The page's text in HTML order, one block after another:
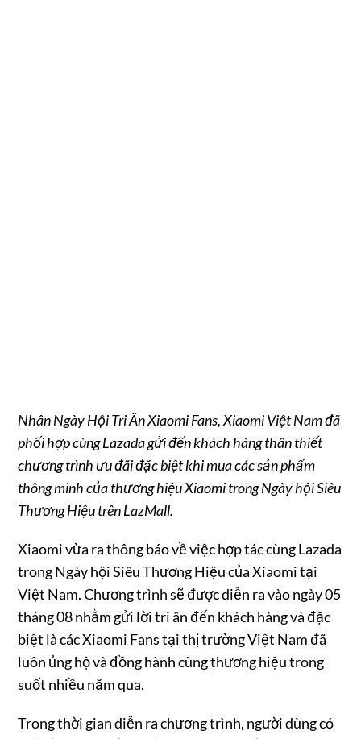
Nhân Ngày Hội Tri Ân Xiaomi Fans, Xiaomi Việt Nam đã
phối hợp cùng Lazada gửi đến khách hàng thân thiết
chương trình ưu đãi đặc biệt khi mua các sản phẩm
thông minh của thương hiệu Xiaomi trong Ngày hội Siêu
Thương Hiệu trên LazMall.
Xiaomi vừa ra thông báo về việc hợp tác cùng Lazada
trong Ngày hội Siêu Thương Hiệu của Xiaomi tại
Việt Nam. Chương trình sẽ được diễn ra vào ngày 05
tháng 08 nhằm gửi lời tri ân đến khách hàng và đặc
biệt là các Xiaomi Fans tại thị trường Việt Nam đã
luôn ủng hộ và đồng hành cùng thương hiệu trong
suốt nhiều năm qua.
Trong thời gian diễn ra chương trình, người dùng có